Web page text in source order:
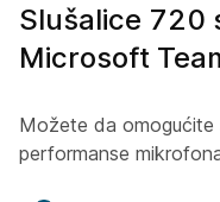
Slušalice 720
Microsoft
Možete da omogućite
performanse